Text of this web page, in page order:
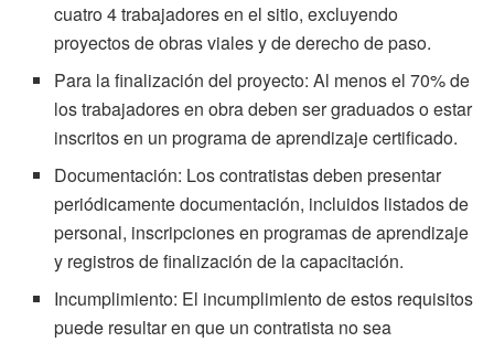
cuatro 4 trabajadores en el sitio, excluyendo
proyectos de obras viales y de derecho de paso.
Para la finalización del proyecto: Al menos el 70% de
los trabajadores en obra deben ser graduados o estar
inscritos en un programa de aprendizaje certificado.
Documentación: Los contratistas deben presentar
periódicamente documentación, incluidos listados de
personal, inscripciones en programas de aprendizaje
y registros de finalización de la capacitación.
Incumplimiento: El incumplimiento de estos requisitos
puede resultar en que un contratista no sea